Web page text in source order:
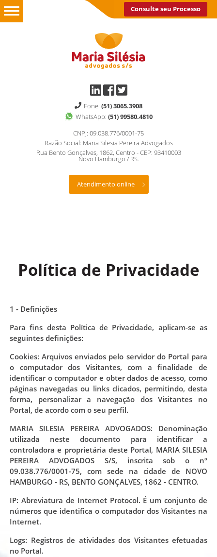
Consulte seu Processo
Fone: (51) 3065.3908
WhatsApp: (51) 99580.4810
CNPJ: 09.038.776/0001-75
Razão Social: Maria Silesia Pereira Advogados
Rua Bento Gonçalves, 1862, Centro - CEP: 93410003
Novo Hamburgo / RS.
Atendimento online
Política de Privacidade
1 - Definições
Para fins desta Política de Privacidade, aplicam-se as
seguintes definições:
Cookies: Arquivos enviados pelo servidor do Portal para
o computador dos Visitantes, com a finalidade de
identificar o computador e obter dados de acesso, como
páginas navegadas ou links clicados, permitindo, desta
forma, personalizar a navegação dos Visitantes no
Portal, de acordo com o seu perfil.
MARIA SILESIA PEREIRA ADVOGADOS: Denominação
utilizada neste documento para identificar a
controladora e proprietária deste Portal, MARIA SILESIA
PEREIRA ADVOGADOS S/S, inscrita sob o nº
09.038.776/0001-75, com sede na cidade de NOVO
HAMBURGO - RS, BENTO GONÇALVES, 1862 - CENTRO.
IP: Abreviatura de Internet Protocol. É um conjunto de
números que identifica o computador dos Visitantes na
Internet.
Logs: Registros de atividades dos Visitantes efetuadas
no Portal.